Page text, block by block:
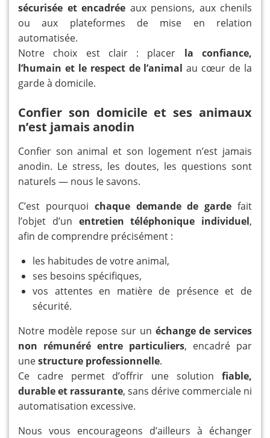
sécurisée et encadrée aux pensions, aux chenils
ou aux plateformes de mise en relation
automatisée.
Notre choix est clair : placer la confiance,
l’humain et le respect de l’animal au cœur de la
garde à domicile.
Confier son domicile et ses animaux
n’est jamais anodin
Confier son animal et son logement n’est jamais
anodin. Le stress, les doutes, les questions sont
naturels — nous le savons.
C’est pourquoi chaque demande de garde fait
l’objet d’un entretien téléphonique individuel,
afin de comprendre précisément :
les habitudes de votre animal,
ses besoins spécifiques,
vos attentes en matière de présence et de
sécurité.
Notre modèle repose sur un échange de services
non rémunéré entre particuliers, encadré par
unestructure professionnelle.
Ce cadre permet d’offrir une solution fiable,
durable et rassurante, sans dérive commerciale ni
automatisation excessive.
Nous vous encourageons d’ailleurs à échanger